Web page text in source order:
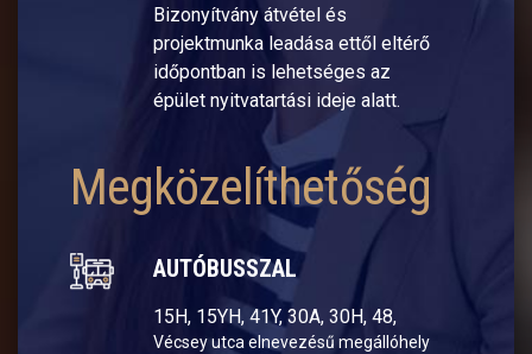
Bizonyítvány átvétel és
projektmunka leadása ettől eltérő
időpontban is lehetséges az
épület nyitvatartási ideje alatt.
Megközelíthetőség
AUTÓBUSSZAL
15H, 15YH, 41Y, 30A, 30H, 48,
Vécsey utca elnevezésű megállóhely